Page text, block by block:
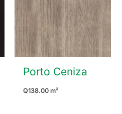
Porto Ceniza
Q138.00m²